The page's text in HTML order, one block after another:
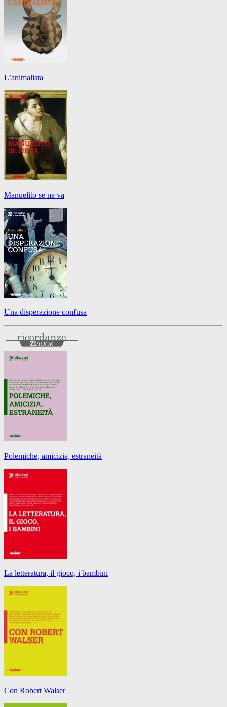
L’animalista
Manuelito se ne va
Una disperazione confusa
Polemiche, amicizia, estraneità
La letteratura, il gioco, i bambini
Con Robert Walser